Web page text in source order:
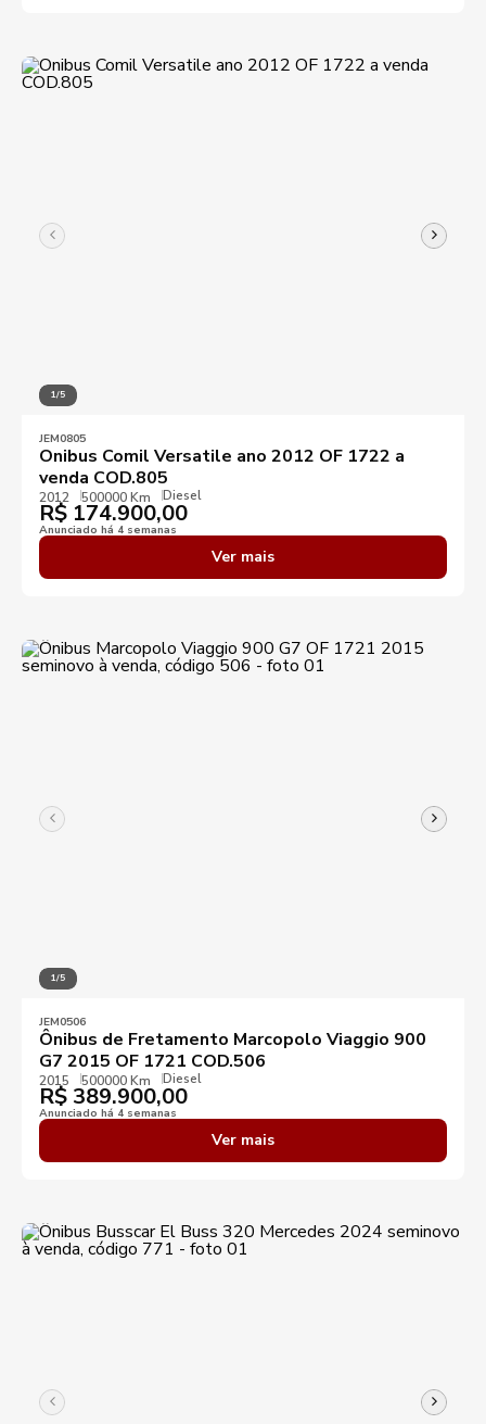
1/5
JEM0805
Onibus Comil Versatile ano 2012 OF 1722 a
venda COD.805
2012 500000 Km Diesel
R$ 174.900,00
Anunciado há 4 semanas
Ver mais
1/5
JEM0506
Ônibus de Fretamento Marcopolo Viaggio 900
G7 2015 OF 1721 COD.506
2015 500000 Km Diesel
R$ 389.900,00
Anunciado há 4 semanas
Ver mais